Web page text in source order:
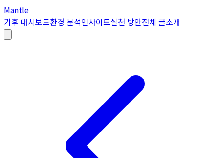
Mantle
기후 대시보드환경 분석인사이트실천 방안전체 글소개